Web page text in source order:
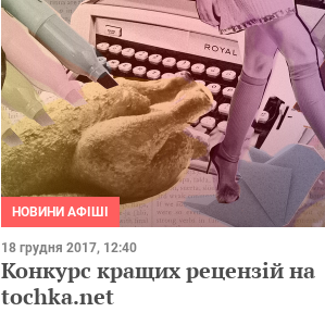
НОВИНИ АФІШІ
18 грудня 2017, 12:40
Конкурс кращих рецензій на
tochka.net